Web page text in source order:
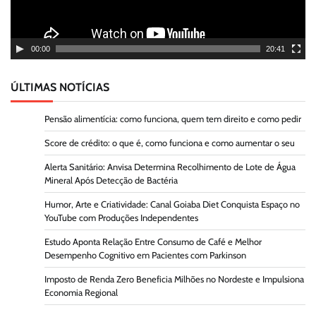
00:00 20:41
ÚLTIMAS NOTÍCIAS
Pensão alimentícia: como funciona, quem tem direito e como pedir
Score de crédito: o que é, como funciona e como aumentar o seu
Alerta Sanitário: Anvisa Determina Recolhimento de Lote de Água
Mineral Após Detecção de Bactéria
Humor, Arte e Criatividade: Canal Goiaba Diet Conquista Espaço no
YouTube com Produções Independentes
Estudo Aponta Relação Entre Consumo de Café e Melhor
Desempenho Cognitivo em Pacientes com Parkinson
Imposto de Renda Zero Beneficia Milhões no Nordeste e Impulsiona
Economia Regional